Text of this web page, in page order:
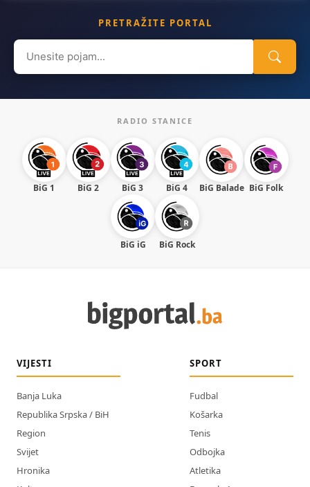
PRETRAŽITE PORTAL
Search
for:
RADIO STANICE
BiG 1 BiG 2 BiG 3 BiG 4 BiG Balade BiG Folk
BiG iG BiG Rock
VIJESTI
Banja Luka
Republika Srpska / BiH
Region
Svijet
Hronika
SPORT
Fudbal
Košarka
Tenis
Odbojka
Atletika